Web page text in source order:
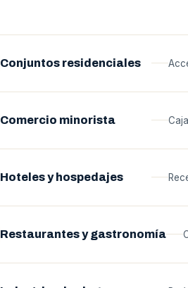
Conjuntos residenciales
Comercio minorista
Hoteles y hospedajes
Restaurantes y gastronomía